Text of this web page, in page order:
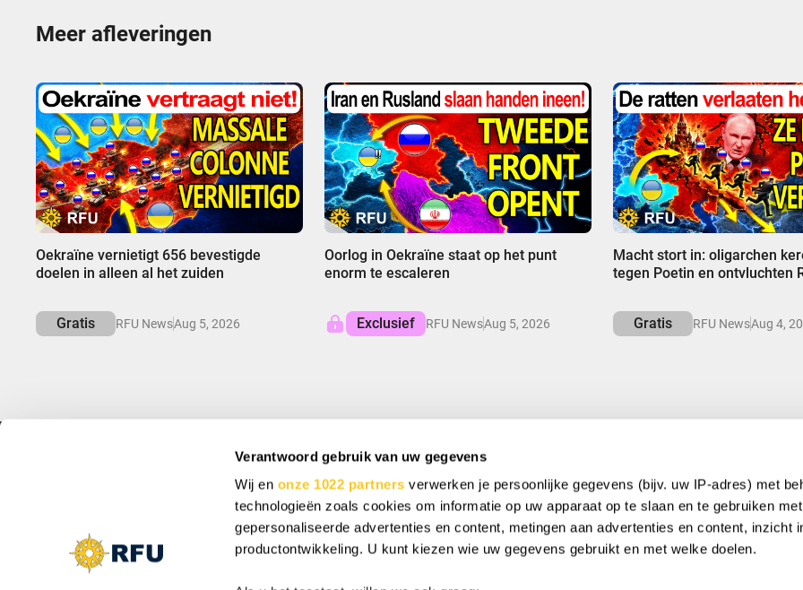
Verantwoord gebruik van uw gegevens
Wij en onze 1022 partners verwerken je persoonlijke gegevens (bijv. uw IP-adres) met
technologieën zoals cookies om informatie op uw apparaat op te slaan en te gebruiken
gepersonaliseerde advertenties en content, metingen aan advertenties en content, inzicht
productontwikkeling. U kunt kiezen wie uw gegevens gebruikt en met welke doelen.
Meer afleveringen
Oekraïne vernietigt 656 bevestigde
doelen in alleen al het zuiden
Gratis RFU NewsAug 5, 2026
Oorlog in Oekraïne staat op het punt
enorm te escaleren
Exclusief RFU NewsAug 5, 2026
Macht stort in: oligarchen
tegen Poetin en ontvluchten
Gratis RFU NewsAug 4,
Vacancy: Reporter
Vacancy: Localization Specialist
Meld je aan voor speciale aanbiedingen, gratis weggevers en unieke deals.
updates van ons bedrijf te ontvangen.